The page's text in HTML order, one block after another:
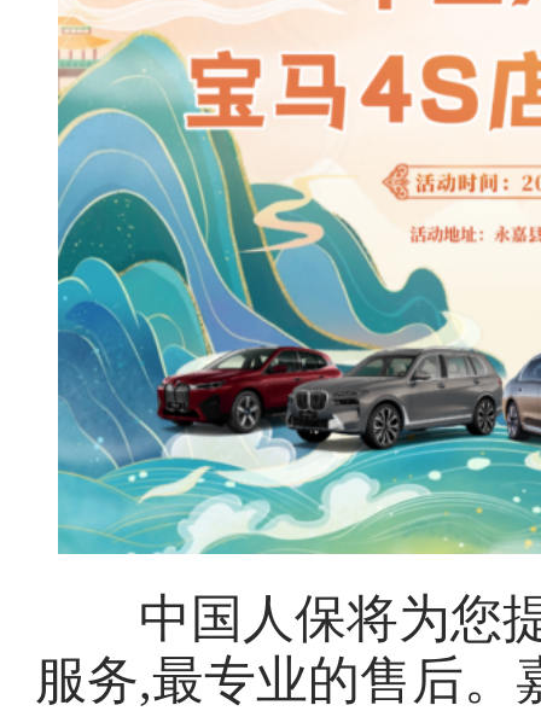
中国人保将为您提
服务,最专业的售后